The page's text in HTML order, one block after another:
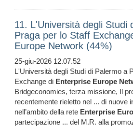
11. L'Università degli Studi
Praga per lo Staff
Europe Network (44%)
25-giu-2026 12.07.52
L'Università degli Studi di Palermo a
Exchange di Enterprise Europe
Bridgeconomies, terza missione, Il
recentemente rieletto nel ... di nuove
nell’ambito della rete Enterprise
partecipazione ... del M.R. alla